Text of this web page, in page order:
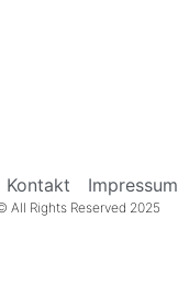
Kontakt Impressum
All Rights Reserved 2025